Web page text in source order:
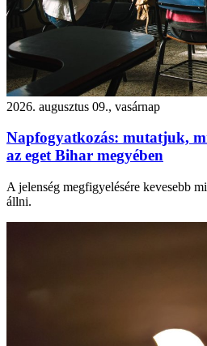
2026. augusztus 09., vasárnap
Napfogyatkozás: mutatjuk,
az eget Bihar megyében
A jelenség megfigyelésére kevesebb
állni.